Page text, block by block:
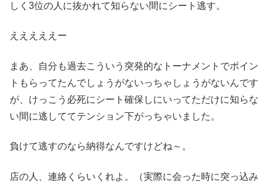
しく3位の人に抜かれて知らない間にシート逃す。
えええええー
まあ、自分も過去こういう突発的なトーナメントでポイン
トもらってたんでしょうがないっちゃしょうがないんです
が、けっこう必死にシート確保しにいってただけに知らな
い間に逃しててテンション下がっちゃいました。
負けて逃すのなら納得なんですけどね～。
店の人、連絡くらいくれよ。（実際に会った時に突っ込み